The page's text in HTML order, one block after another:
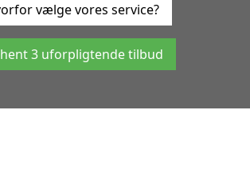
vælge vores service?
3 uforpligtende tilbud